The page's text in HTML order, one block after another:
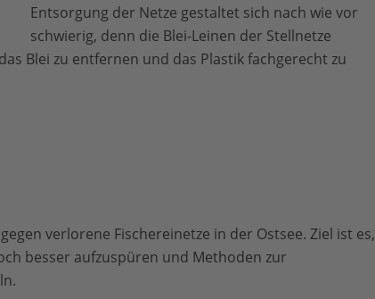
Entsorgung der Netze gestaltet sich nach wie vor
schwierig, denn die Blei-Leinen der Stellnetze
Blei zu entfernen und das Plastik fachgerecht zu
verlorene Fischereinetze in der Ostsee. Ziel ist es,
besser aufzuspüren und Methoden zur